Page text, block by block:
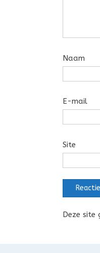
Naam
E-mail
Site
Deze site